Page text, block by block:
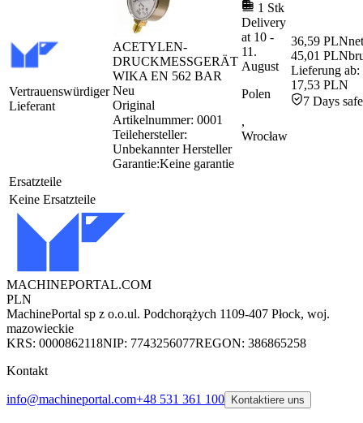
Vertrauenswürdiger
Lieferant
ACETYLEN-
DRUCKMESSGERÄT
WIKA EN 562 BAR
Neu
Original
Artikelnummer: 0001
Teilehersteller:
Unbekannter Hersteller
Garantie:Keine garantie
1 Stk
Delivery
at 10 -
11.
August
Polen
,
Wrocław
36,59 PLN
45,01 PLN
Lieferung ab:
17,53 PLN
7 Days
Ersatzteile
Keine Ersatzteile
MACHINEPORTAL.COM
PLN
MachinePortal sp z o.o.ul. Podchorążych 1109-407 Płock, woj.
mazowieckie
KRS: 0000862118NIP: 7743256077REGON: 386865258
Kontakt
info@machineportal.com+48 531 361 100 Kontaktiere uns